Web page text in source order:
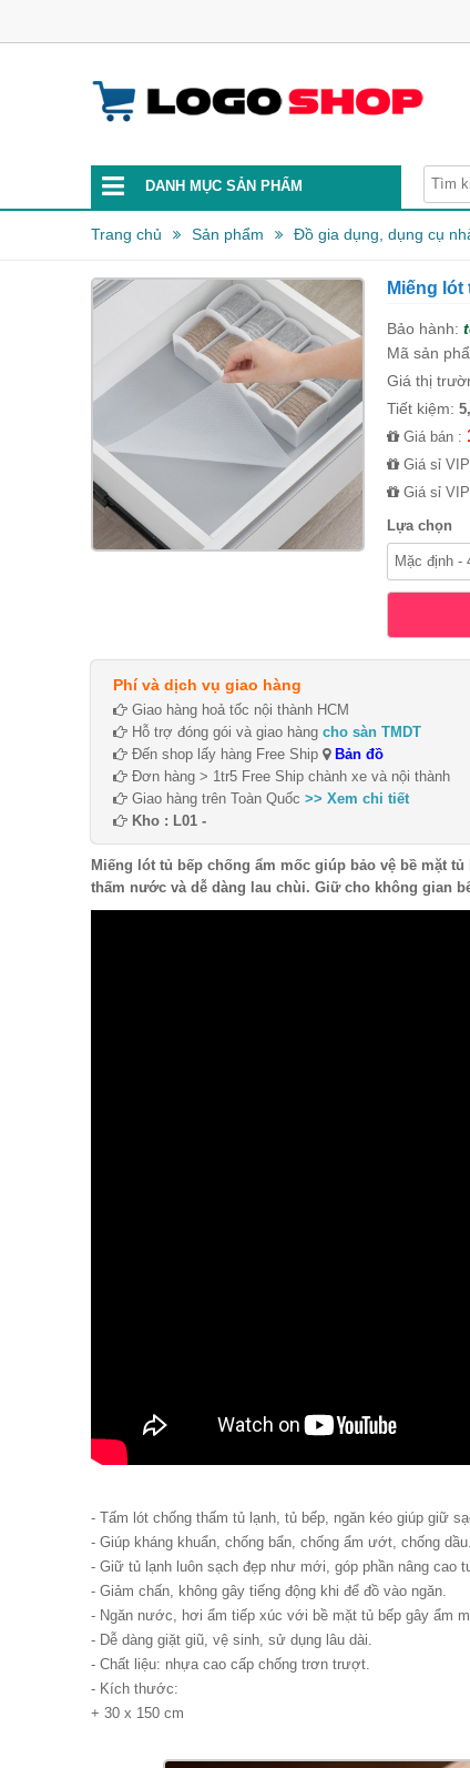
DANH MỤC SẢN PHẨM
Trang chủ Sản phẩm Đồ gia dụng, dụng cụ
Miếng
Bảo hành:
Mã sản
Giá thị
Tiết kiệm:
Giá bán :
Giá sỉ
Giá sỉ
Lựa chọn
Phí và dịch vụ giao hàng
Giao hàng hoả tốc nội thành HCM
Hỗ trợ đóng gói và giao hàng cho sàn TMDT
Đến shop lấy hàng Free Ship
Bản đồ
Đơn hàng > 1tr5 Free Ship chành xe và nội thành
Giao hàng trên Toàn Quốc >> Xem chi tiết
Kho : L01 -
Miếng lót tủ bếp chống ẩm mốc giúp bảo vệ bề mặt
thấm nước và dễ dàng lau chùi. Giữ cho không gian
- Tấm lót chống thấm tủ lạnh, tủ bếp, ngăn kéo giúp giữ
- Giúp kháng khuẩn, chống bẩn, chống ẩm ướt, chống dầu.
- Giữ tủ lạnh luôn sạch đẹp như mới, góp phần nâng cao
- Giảm chấn, không gây tiếng động khi để đồ vào ngăn.
- Ngăn nước, hơi ẩm tiếp xúc với bề mặt tủ bếp gây ẩm
- Dễ dàng giặt giũ, vệ sinh, sử dụng lâu dài.
- Chất liệu: nhựa cao cấp chống trơn trượt.
- Kích thước:
+ 30 x 150 cm